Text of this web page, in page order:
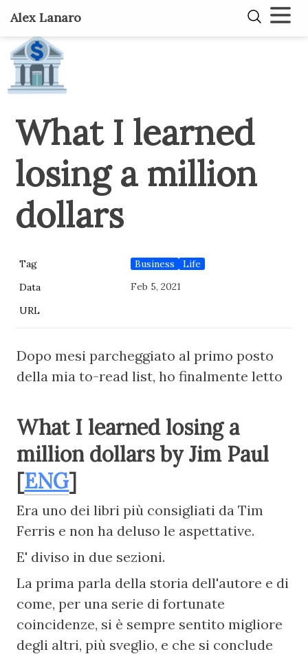
Alex Lanaro
🏦
What I learned
losing a million
dollars
Tag Business
Life
Data
Feb 5, 2021
URL
Dopo mesi parcheggiato al primo posto
della mia to-read list, ho finalmente letto
What I learned losing a
million dollars by Jim Paul
[ENG]
Era uno dei libri più consigliati da Tim
Ferris e non ha deluso le aspettative.
E' diviso in due sezioni.
La prima parla della storia dell'autore e di
come, per una serie di fortunate
coincidenze, si è sempre sentito migliore
degli altri, più sveglio, e che si conclude